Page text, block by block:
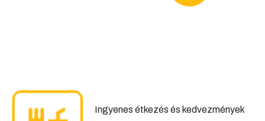
Ingyenes étkezés és kedvezmények